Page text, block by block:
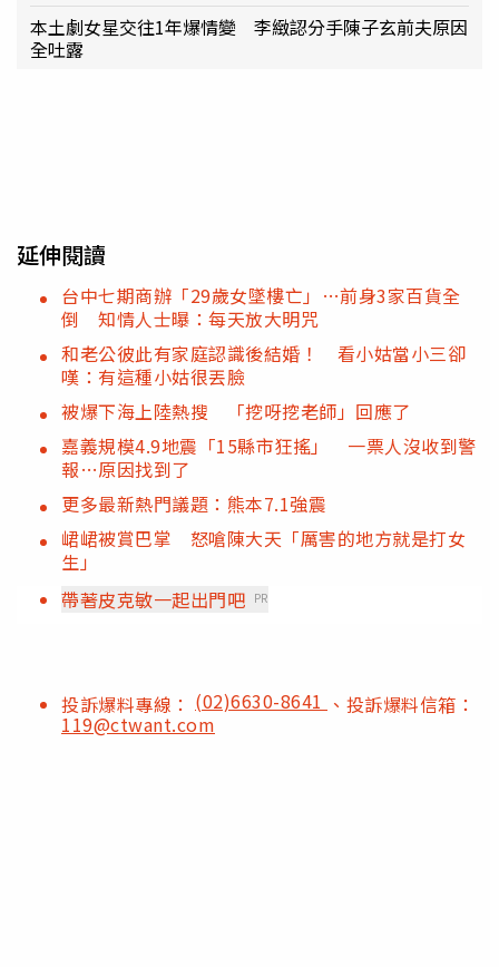
本土劇女星交往1年爆情變 李緻認分手陳子玄前夫原因
全吐露
延伸閱讀
台中七期商辦「29歲女墜樓亡」…前身3家百貨全
倒 知情人士曝：每天放大明咒
和老公彼此有家庭認識後結婚！ 看小姑當小三卻
嘆：有這種小姑很丟臉
被爆下海上陸熱搜 「挖呀挖老師」回應了
嘉義規模4.9地震「15縣市狂搖」 一票人沒收到警
報…原因找到了
更多最新熱門議題：熊本7.1強震
峮峮被賞巴掌 怒嗆陳大天「厲害的地方就是打女
生」
帶著皮克敏一起出門吧 PR
投訴爆料專線： (02)6630-8641 、投訴爆料信箱：
119@ctwant.com